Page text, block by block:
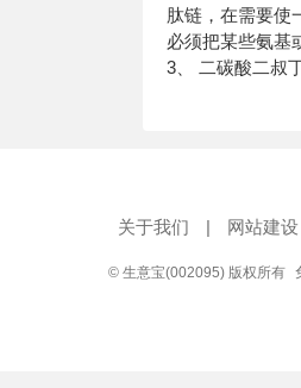
肽链，在需要使
必须把某些氨基
3、 二碳酸二叔
关于我们 | 网站建设
© 生意宝(002095) 版权所有